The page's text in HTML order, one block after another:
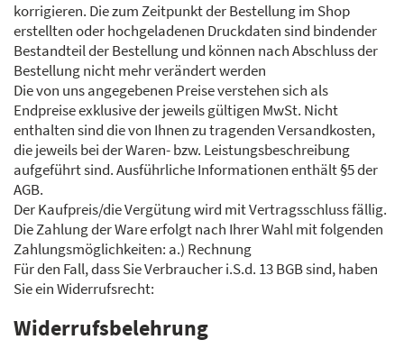
korrigieren. Die zum Zeitpunkt der Bestellung im Shop
erstellten oder hochgeladenen Druckdaten sind bindender
Bestandteil der Bestellung und können nach Abschluss der
Bestellung nicht mehr verändert werden
Die von uns angegebenen Preise verstehen sich als
Endpreise exklusive der jeweils gültigen MwSt. Nicht
enthalten sind die von Ihnen zu tragenden Versandkosten,
die jeweils bei der Waren- bzw. Leistungsbeschreibung
aufgeführt sind. Ausführliche Informationen enthält §5 der
AGB.
Der Kaufpreis/die Vergütung wird mit Vertragsschluss fällig.
Die Zahlung der Ware erfolgt nach Ihrer Wahl mit folgenden
Zahlungsmöglichkeiten: a.) Rechnung
Für den Fall, dass Sie Verbraucher i.S.d. 13 BGB sind, haben
Sie ein Widerrufsrecht:
Widerrufsbelehrung